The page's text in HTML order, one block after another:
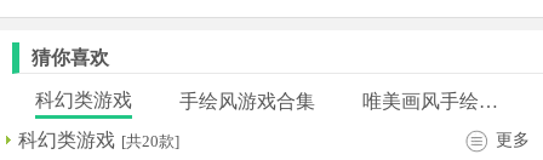
猜你喜欢
科幻类游戏 手绘风游戏合集
唯美画风手绘游戏
科幻类游戏 [共20款] 更多